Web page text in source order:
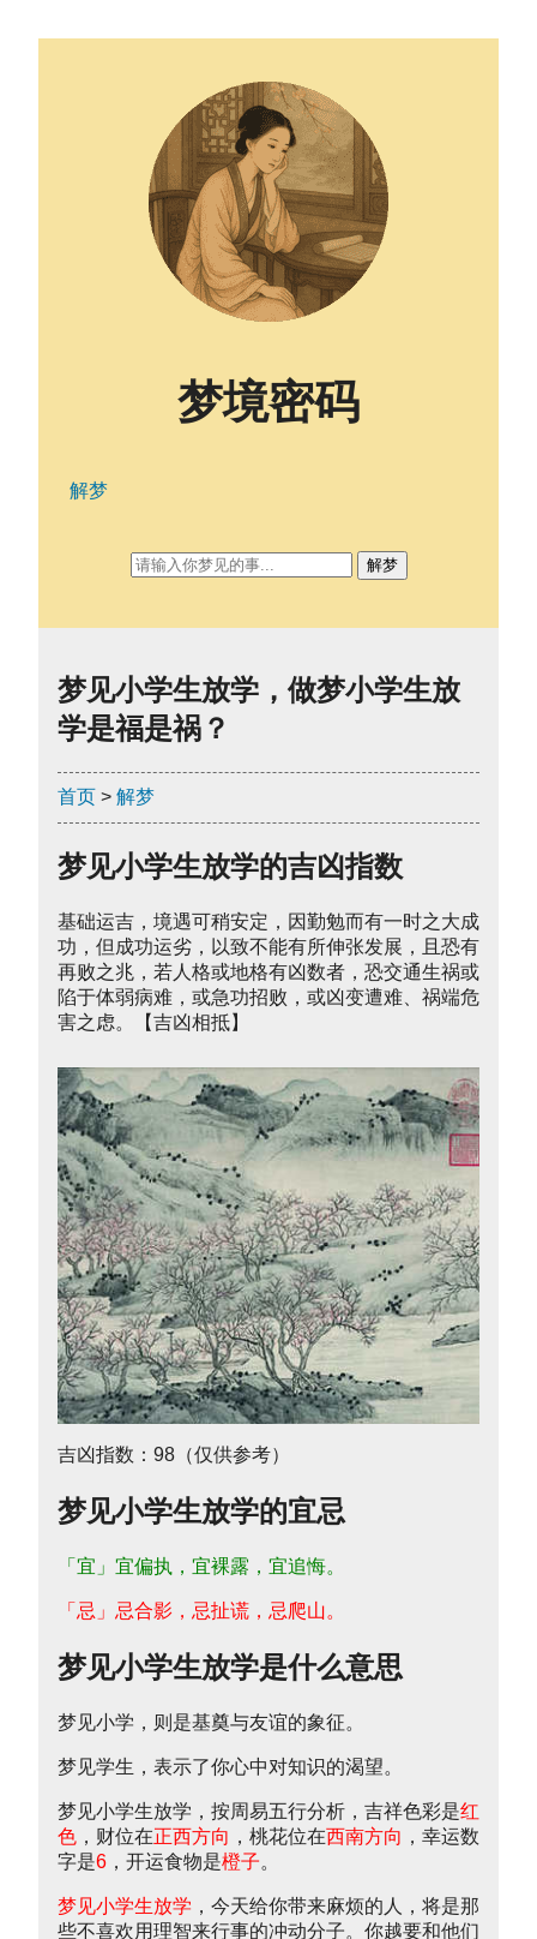
梦见小学生放学，做梦小学生放
学是福是祸？
首页 > 解梦
梦见小学生放学的吉凶指数
基础运吉，境遇可稍安定，因勤勉而有一时之大成
功，但成功运劣，以致不能有所伸张发展，且恐有
再败之兆，若人格或地格有凶数者，恐交通生祸或
陷于体弱病难，或急功招败，或凶变遭难、祸端危
害之虑。【吉凶相抵】
吉凶指数：98（仅供参考）
梦见小学生放学的宜忌
「宜」宜偏执，宜裸露，宜追悔。
「忌」忌合影，忌扯谎，忌爬山。
梦见小学生放学是什么意思
梦见小学，则是基奠与友谊的象征。
梦见学生，表示了你心中对知识的渴望。
梦见小学生放学，按周易五行分析，吉祥色彩是红
色 ，财位在正西方向 ，桃花位在西南方向 ，幸运数
字是6 ，开运食物是橙子。
梦见小学生放学 ，今天给你带来麻烦的人，将是那
些不喜欢用理智来行事的冲动分子。你越要和他们
梦境密码
解梦
解梦